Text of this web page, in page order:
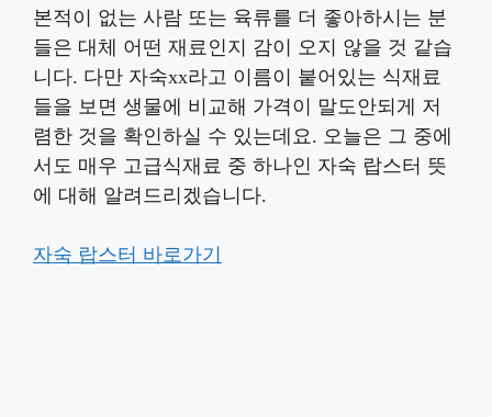
본적이 없는 사람 또는 육류를 더 좋아하시는 분
들은 대체 어떤 재료인지 감이 오지 않을 것 같습
니다. 다만 자숙xx라고 이름이 붙어있는 식재료
들을 보면 생물에 비교해 가격이 말도안되게 저
렴한 것을 확인하실 수 있는데요. 오늘은 그 중에
서도 매우 고급식재료 중 하나인 자숙 랍스터 뜻
에 대해 알려드리겠습니다.
자숙 랍스터 바로가기